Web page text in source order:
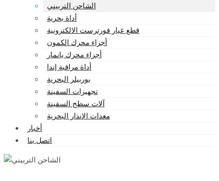
الشاحن التربيني
أداة بحرية
قطع غيار فورترست الالكترونية
أجزاء محرك الكمون
أجزاء محرك يانمار
أداة مراقبة إندا
بوربيلر البحرية
تجهيزات السفينة
آلات سطح السفينة
معدات الإنذار البحرية
أخبار
اتصل بنا